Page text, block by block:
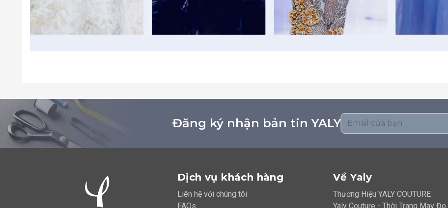
Đăng ký nhận bản tin YALY
Dịch vụ khách hàng
Liên hệ với chúng tôi
FAQs
Về Yaly
Thương Hiệu YALY COUTURE
Yaly Couture - Thời Trang May Đo